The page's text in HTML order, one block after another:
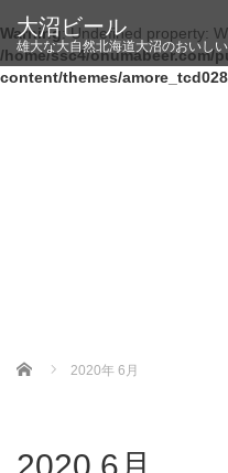
大沼ビール
雄大な大自然北海道大沼のおいし
Warning: Undefined property:
/home/ssc4/onumabeer.com/
content/themes/
Home 2020年 6月